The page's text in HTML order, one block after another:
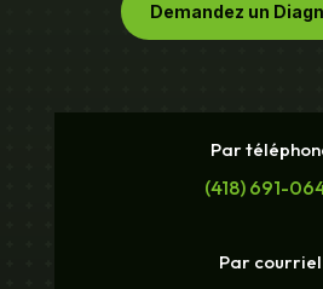
Demandez un
Par
(418) 691-
Par courriel